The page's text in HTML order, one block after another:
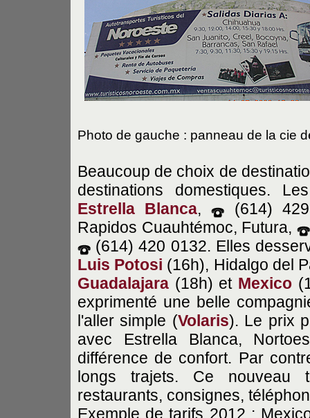
Photo de gauche : panneau de la cie
Beaucoup de choix de
destinations domestiques.
Estrella Blanca,
(614)
Rapidos Cuauhtémoc, Futura,
(614) 420 0132. Elles
Luis Potosi (16h), Hidalgo del
Guadalajara (18h) et Mexico
exprimenté une belle
l'aller simple (Volaris). Le prix
avec Estrella Blanca,
différence de confort. Par
longs trajets. Ce nouveau
restaurants, consignes,
Exemple de tarifs 2012 :